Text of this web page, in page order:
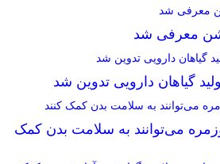
گیاهان دارویی تدوین شد
می‌توانند به سلامت بدن کمک